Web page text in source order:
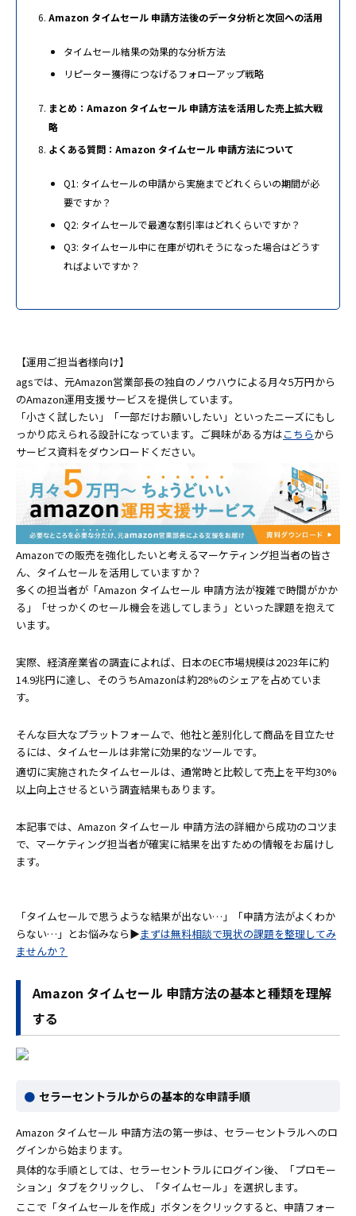
Amazon タイムセール 申請方法後のデータ分析と次回への活用
タイムセール結果の効果的な分析方法
リピーター獲得につなげるフォローアップ戦略
まとめ：Amazon タイムセール 申請方法を活用した売上拡大戦
略
よくある質問：Amazon タイムセール 申請方法について
Q1: タイムセールの申請から実施までどれくらいの期間が必
要ですか？
Q2: タイムセールで最適な割引率はどれくらいですか？
Q3: タイムセール中に在庫が切れそうになった場合はどうす
ればよいですか？
【運用ご担当者様向け】
agsでは、元Amazon営業部長の独自のノウハウによる月々5万円から
のAmazon運用支援サービスを提供しています。
「小さく試したい」「一部だけお願いしたい」といったニーズにもし
っかり応えられる設計になっています。ご興味がある方はこちらから
サービス資料をダウンロードください。
Amazonでの販売を強化したいと考えるマーケティング担当者の皆さ
ん、タイムセールを活用していますか？
多くの担当者が「Amazon タイムセール 申請方法が複雑で時間がかか
る」「せっかくのセール機会を逃してしまう」といった課題を抱えて
います。
実際、経済産業省の調査によれば、日本のEC市場規模は2023年に約
14.9兆円に達し、そのうちAmazonは約28%のシェアを占めていま
す。
そんな巨大なプラットフォームで、他社と差別化して商品を目立たせ
るには、タイムセールは非常に効果的なツールです。
適切に実施されたタイムセールは、通常時と比較して売上を平均30%
以上向上させるという調査結果もあります。
本記事では、Amazon タイムセール 申請方法の詳細から成功のコツま
で、マーケティング担当者が確実に結果を出すための情報をお届けし
ます。
「タイムセールで思うような結果が出ない…」「申請方法がよくわか
らない…」とお悩みなら▶まずは無料相談で現状の課題を整理してみ
ませんか？
Amazon タイムセール 申請方法の基本と種類を理解
する
セラーセントラルからの基本的な申請手順
Amazon タイムセール 申請方法の第一歩は、セラーセントラルへのロ
グインから始まります。
具体的な手順としては、セラーセントラルにログイン後、「プロモー
ション」タブをクリックし、「タイムセール」を選択します。
ここで「タイムセールを作成」ボタンをクリックすると、申請フォー